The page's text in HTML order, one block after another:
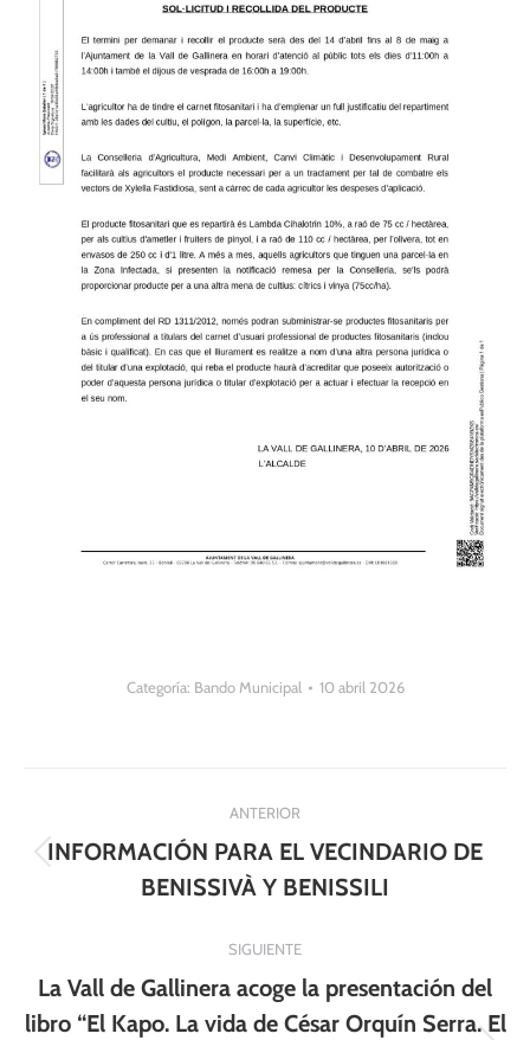
Categoría: Bando Municipal 10 abril 2026
entre
publicaciones
ANTERIOR
Publicación
anterior:
INFORMACIÓN PARA EL VECINDARIO DE
BENISSIVÀ Y BENISSILI
SIGUIENTE
La Vall de Gallinera acoge la presentación del
libro “El Kapo. La vida de César Orquín Serra. El